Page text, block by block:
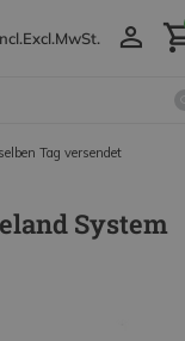
Excl.MwSt.
Tag versendet
System